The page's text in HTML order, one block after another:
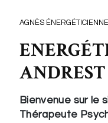
AGNÈS ÉNERGÉTICIENNE
ANDREST
Bienvenue sur le
Thérapeute